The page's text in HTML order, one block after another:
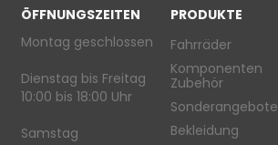
ÖFFNUNGSZEITEN
Montag geschlossen
Dienstag bis Freitag
10:00 bis 18:00 Uhr
Samstag
PRODUKTE
Fahrräder
Komponenten
Zubehör
Sonderangebote
Bekleidung